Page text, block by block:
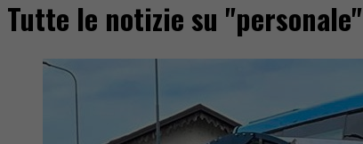
Tutte le notizie su "personale"